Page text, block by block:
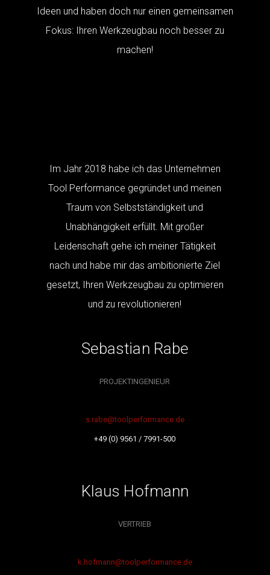
Ideen und haben doch nur einen gemeinsamen
Fokus: Ihren Werkzeugbau noch besser zu
machen!
Im Jahr 2018 habe ich das Unternehmen
Tool Performance gegründet und meinen
Traum von Selbstständigkeit und
Unabhängigkeit erfüllt. Mit großer
Leidenschaft gehe ich meiner Tätigkeit
nach und habe mir das ambitionierte Ziel
gesetzt, Ihren Werkzeugbau zu optimieren
und zu revolutionieren!
Sebastian Rabe
PROJEKTINGENIEUR
s.rabe@toolperformance.de
+49 (0) 9561 / 7991-500
Klaus Hofmann
VERTRIEB
k.hofmann@toolperformance.de